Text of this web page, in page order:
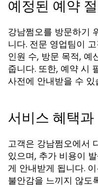
예정된 예약
강남쩜오를 방문하기
니다. 전문 영업팀이
인원 수, 방문 목적, 예
줍니다. 또한, 예약 시
사전에 안내받을 수 있
서비스 혜택
고객은 강남쩜오에서
있으며, 추가 비용이
게 안내받게 됩니다.
불안감을 느끼지 않도